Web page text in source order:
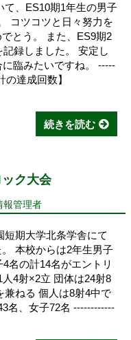
て、ES10期1年生の男子
コツコツと日々努力を
とう。 また、ES9期2
録しました。 安定し
臨みたいですね。 -----
達成回数】
続きを読む
ック大会
報管理者
短期大学北条学舎にて
本校からは2年生男子
名の計14名がエントリ
4射×2立 団体は24射8
兼ねる 個人は8射4中で
名、女子72名 ------------